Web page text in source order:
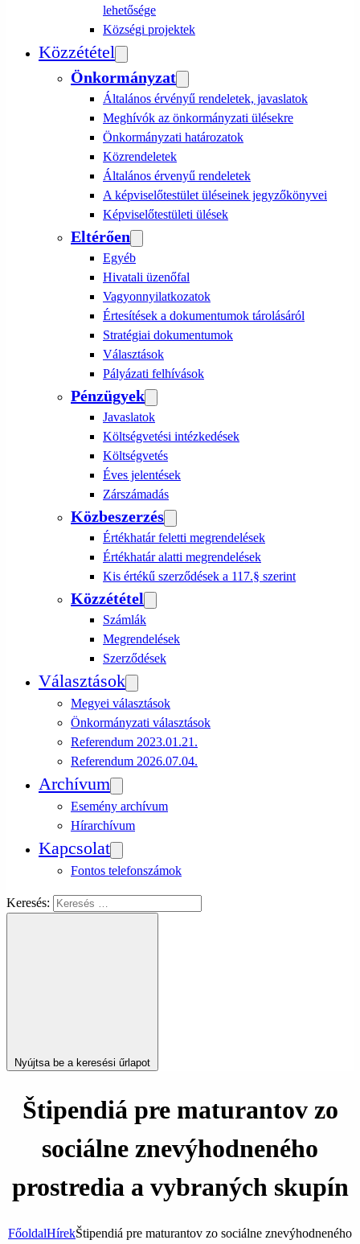
lehetősége
Községi projektek
Közzététel
Önkormányzat
Általános érvényű rendeletek, javaslatok
Meghívók az önkormányzati ülésekre
Önkormányzati határozatok
Közrendeletek
Általános érvenyű rendeletek
A képviselőtestület üléseinek jegyzőkönyvei
Képviselőtestületi ülések
Eltérően
Egyéb
Hivatali üzenőfal
Vagyonnyilatkozatok
Értesítések a dokumentumok tárolásáról
Stratégiai dokumentumok
Választások
Pályázati felhívások
Pénzügyek
Javaslatok
Költségvetési intézkedések
Költségvetés
Éves jelentések
Zárszámadás
Közbeszerzés
Értékhatár feletti megrendelések
Értékhatár alatti megrendelések
Kis értékű szerződések a 117.§ szerint
Közzététel
Számlák
Megrendelések
Szerződések
Választások
Megyei választások
Önkormányzati választások
Referendum 2023.01.21.
Referendum 2026.07.04.
Archívum
Esemény archívum
Hírarchívum
Kapcsolat
Fontos telefonszámok
Keresés:
Nyújtsa be a keresési űrlapot
Štipendiá pre maturantov zo
sociálne znevýhodneného
prostredia a vybraných skupín
FőoldalHírekŠtipendiá pre maturantov zo sociálne znevýhodneného